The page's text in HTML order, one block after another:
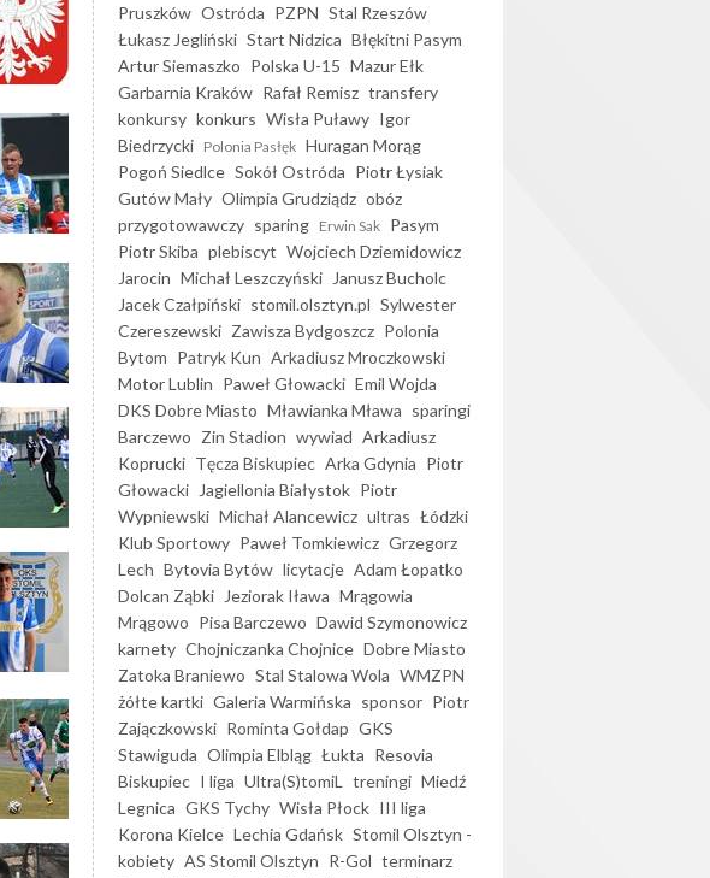
Pruszków Ostróda PZPN Stal Rzeszów
Łukasz Jegliński Start Nidzica Błękitni Pasym
Artur Siemaszko Polska U-15 Mazur Ełk
Garbarnia Kraków Rafał Remisz transfery
konkursy konkurs Wisła Puławy Igor
Biedrzycki Polonia Pasłęk Huragan Morąg
Pogoń Siedlce Sokół Ostróda Piotr Łysiak
Gutów Mały Olimpia Grudziądz obóz
przygotowawczy sparing Erwin Sak Pasym
Piotr Skiba plebiscyt Wojciech Dziemidowicz
Jarocin Michał Leszczyński
Janusz Bucholc
Jacek Czałpiński stomil.olsztyn.pl Sylwester
Czereszewski Zawisza Bydgoszcz Polonia
Bytom Patryk Kun Arkadiusz Mroczkowski
Motor Lublin Paweł Głowacki Emil Wojda
DKS Dobre Miasto Mławianka Mława sparingi
Barczewo Zin Stadion wywiad Arkadiusz
Koprucki Tęcza Biskupiec Arka Gdynia Piotr
Głowacki
Jagiellonia Białystok Piotr
Wypniewski Michał Alancewicz ultras Łódzki
Klub Sportowy Paweł Tomkiewicz Grzegorz
Lech Bytovia Bytów licytacje Adam Łopatko
Dolcan Ząbki
Jeziorak Iława Mrągowia
Mrągowo Pisa Barczewo Dawid Szymonowicz
karnety Chojniczanka Chojnice Dobre Miasto
Zatoka Braniewo Stal Stalowa Wola WMZPN
żółte kartki Galeria Warmińska sponsor Piotr
Zajączkowski Rominta Gołdap GKS
Stawiguda Olimpia Elbląg Łukta Resovia
Biskupiec I liga Ultra(S)tomiL treningi Miedź
Legnica GKS Tychy Wisła Płock III liga
Korona Kielce Lechia Gdańsk Stomil Olsztyn -
kobiety AS Stomil Olsztyn R-Gol terminarz